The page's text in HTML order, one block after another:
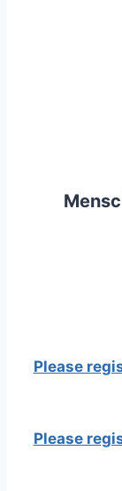
Please
Please